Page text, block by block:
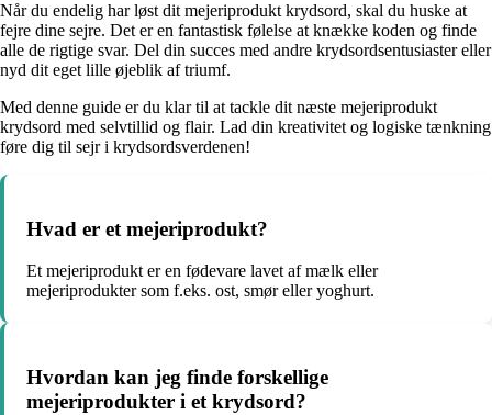
Når du endelig har løst dit mejeriprodukt krydsord, skal du huske at
fejre dine sejre. Det er en fantastisk følelse at knække koden og finde
alle de rigtige svar. Del din succes med andre krydsordsentusiaster eller
nyd dit eget lille øjeblik af triumf.
Med denne guide er du klar til at tackle dit næste mejeriprodukt
krydsord med selvtillid og flair. Lad din kreativitet og logiske tænkning
føre dig til sejr i krydsordsverdenen!
Hvad er et mejeriprodukt?
Et mejeriprodukt er en fødevare lavet af mælk eller
mejeriprodukter som f.eks. ost, smør eller yoghurt.
Hvordan kan jeg finde forskellige
mejeriprodukter i et krydsord?